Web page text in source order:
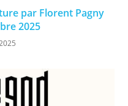
par Florent Pagny
2025